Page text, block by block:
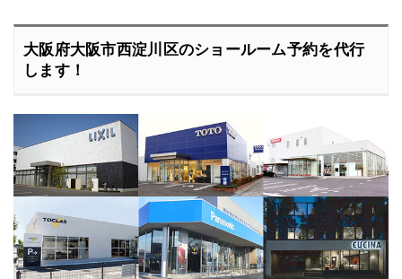
大阪府大阪市西淀川区のショールーム予約を代行
します！